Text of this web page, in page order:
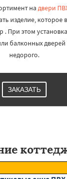
на двери
изделие, которое
. При этом
балконных дверей
недорого.
ЗАКАЗАТЬ